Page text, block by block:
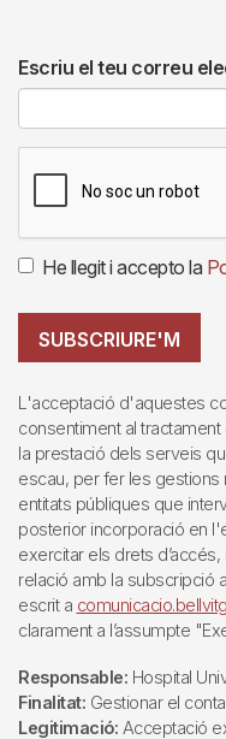
Escriu el teu correu
He llegit i accepto la
SUBSCRIURE'M
L'acceptació d'aquestes
consentiment al
la prestació dels serveis
escau, per fer les
entitats públiques que
posterior incorporació en
exercitar els drets
relació amb la subscripció
escrit a
clarament a l’assumpte
Responsable: Hospital
Finalitat: Gestionar el
Legitimació: Acceptació